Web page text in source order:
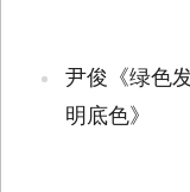
尹俊《绿色
明底色》